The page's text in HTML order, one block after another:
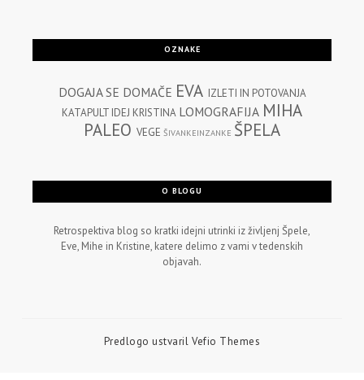
OZNAKE
DOGAJA SE DOMAČE EVA IZLETI IN POTOVANJA
KATAPULT IDEJ KRISTINA LOMOGRAFIJA MIHA
PALEO VEGE ŠIVANKEINZANKE ŠPELA
O BLOGU
Retrospektiva blog so kratki idejni utrinki iz življenj Špele,
Eve, Mihe in Kristine, katere delimo z vami v tedenskih
objavah.
Predlogo ustvarilVefio Themes